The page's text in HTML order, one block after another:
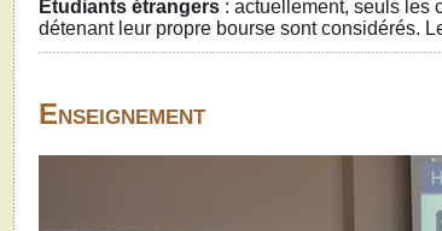
Étudiants étrangers : actuellement, seuls les
détenant leur propre bourse sont considérés.
Enseignement